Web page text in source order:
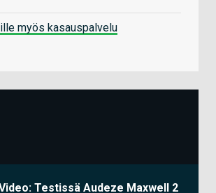
myös kasauspalvelu
Testissä Audeze Maxwell 2